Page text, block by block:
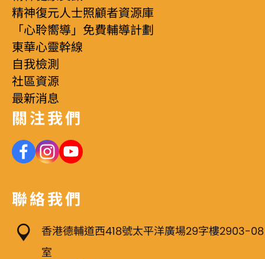
精神復元人士照顧者資源庫
「心聆嚮導」免費輔導計劃
東華心靈幹線
自我檢測
社區資源
最新消息
關注我們
聯絡我們
香港德輔道西418號太平洋廣場29字樓2903-08
室